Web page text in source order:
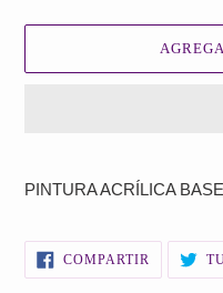
producto
tu
carrito
PINTURA ACRÍLICA
COMPARTIR